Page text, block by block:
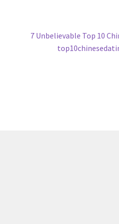
Next
7 Unbelievable Top 10